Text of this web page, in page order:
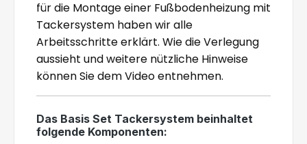
für die Montage einer Fußbodenheizung mit
Tackersystem haben wir alle
Arbeitsschritte erklärt. Wie die Verlegung
aussieht und weitere nützliche Hinweise
können Sie dem Video entnehmen.
Das Basis Set Tackersystem beinhaltet
folgende Komponenten: